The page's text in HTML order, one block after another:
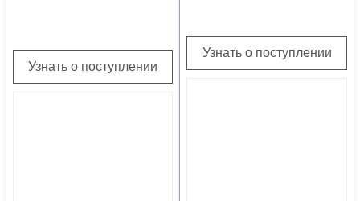
Узнать о поступлении
Узнать о поступлении